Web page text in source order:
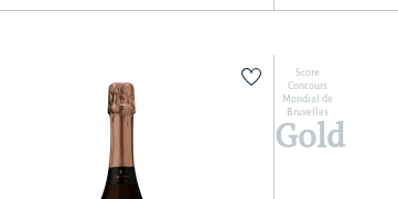
Score
Concours
Mondial de
Bruxelles
Gold